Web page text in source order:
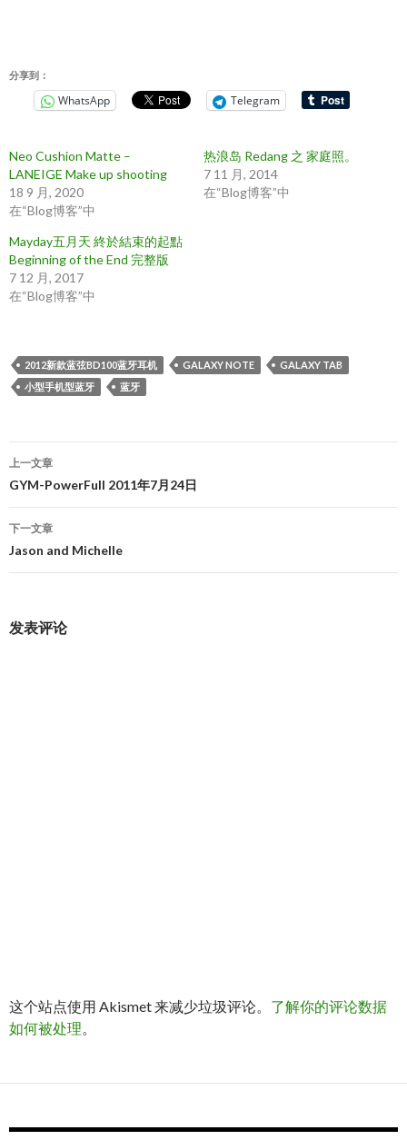
分享到：
WhatsApp Telegram
Neo Cushion Matte –
LANEIGE Make up shooting
18 9 月, 2020
在“Blog博客”中
热浪岛 Redang 之 家庭照。
7 11 月, 2014
在“Blog博客”中
Mayday五月天 終於結束的起點
Beginning of the End 完整版
7 12 月, 2017
在“Blog博客”中
2012新款蓝弦BD100蓝牙耳机 GALAXY NOTE
GALAXY TAB
小型手机型蓝牙
蓝牙
文
章
导
航
上一文章
GYM-PowerFull 2011年7月24日
下一文章
Jason and Michelle
发表评论
这个站点使用 Akismet 来减少垃圾评论。 了解你的评论数据
如何被处理。